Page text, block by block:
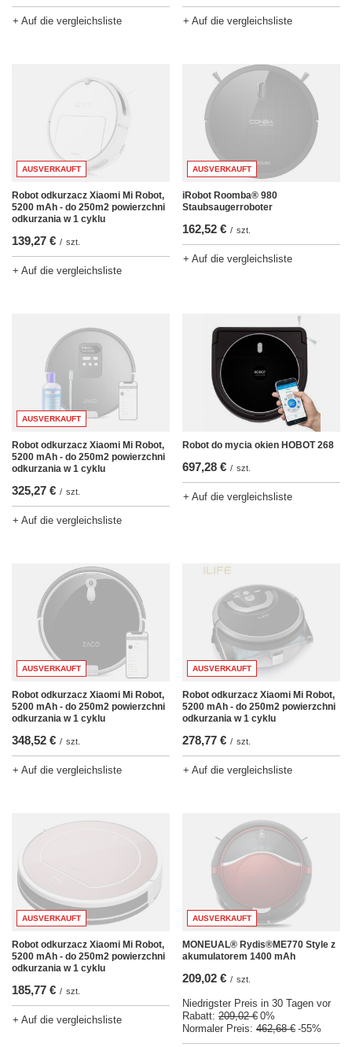
+ Auf die vergleichsliste + Auf die vergleichsliste
AUSVERKAUFT
Robot odkurzacz Xiaomi Mi Robot,
5200 mAh - do 250m2 powierzchni
odkurzania w 1 cyklu
139,27 € / szt.
+ Auf die vergleichsliste
AUSVERKAUFT
iRobot Roomba® 980
Staubsaugerroboter
162,52 € / szt.
+ Auf die vergleichsliste
AUSVERKAUFT
Robot odkurzacz Xiaomi Mi Robot,
5200 mAh - do 250m2 powierzchni
odkurzania w 1 cyklu
325,27 € / szt.
+ Auf die vergleichsliste
Robot do mycia okien HOBOT 268
697,28 € / szt.
+ Auf die vergleichsliste
AUSVERKAUFT
Robot odkurzacz Xiaomi Mi Robot,
5200 mAh - do 250m2 powierzchni
odkurzania w 1 cyklu
348,52 € / szt.
+ Auf die vergleichsliste
AUSVERKAUFT
Robot odkurzacz Xiaomi Mi Robot,
5200 mAh - do 250m2 powierzchni
odkurzania w 1 cyklu
278,77 € / szt.
+ Auf die vergleichsliste
AUSVERKAUFT
Robot odkurzacz Xiaomi Mi Robot,
5200 mAh - do 250m2 powierzchni
odkurzania w 1 cyklu
185,77 € / szt.
+ Auf die vergleichsliste
AUSVERKAUFT
MONEUAL® Rydis®ME770 Style z
akumulatorem 1400 mAh
209,02 € / szt.
Niedrigster Preis in 30 Tagen vor
Rabatt: 209,02 € 0%
Normaler Preis: 462,68 € -55%